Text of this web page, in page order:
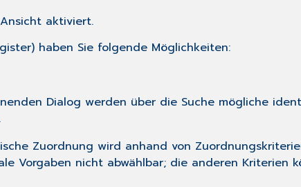
aktiviert.
haben Sie folgende Möglichkeiten:
Dialog werden über die Suche mögliche
Zuordnung wird anhand von
Vorgaben nicht abwählbar; die anderen Kriterien